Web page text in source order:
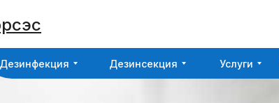
Дезинфекция Дезинсекция Услуги